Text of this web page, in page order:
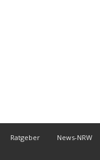
Ratgeber News-NRW